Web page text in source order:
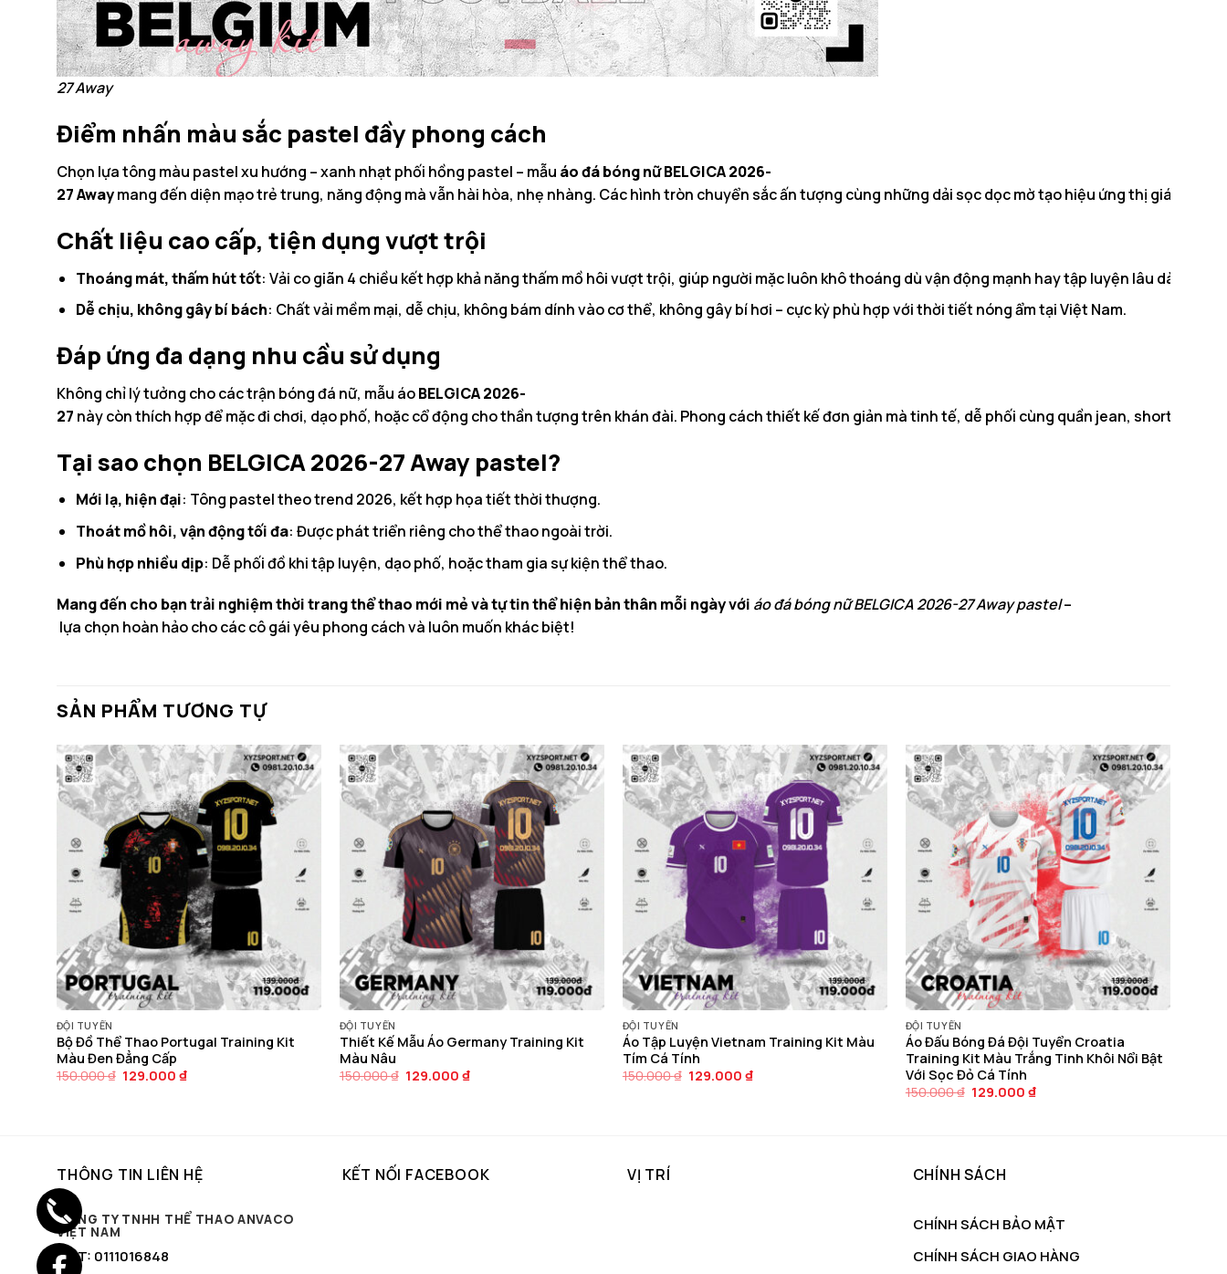
27 Away
Điểm nhấn màu sắc pastel đầy phong cách
Chọn lựa tông màu pastel xu hướng – xanh nhạt phối hồng pastel – mẫu áo đá bóng nữ BELGICA 2026-
27 Awaymang đến diện mạo trẻ trung, năng động mà vẫn hài hòa, nhẹ nhàng. Các hình tròn chuyển sắc ấn tượng cùng những dải sọc dọc mờ tạo hiệu ứng thị giác thú
Chất liệu cao cấp, tiện dụng vượt trội
Thoáng mát, thấm hút tốt: Vải co giãn 4 chiều kết hợp khả năng thấm mồ hôi vượt trội, giúp người mặc luôn khô thoáng dù vận động mạnh hay tập luyện lâu dài.
Dễ chịu, không gây bí bách: Chất vải mềm mại, dễ chịu, không bám dính vào cơ thể, không gây bí hơi – cực kỳ phù hợp với thời tiết nóng ẩm tại Việt Nam.
Đáp ứng đa dạng nhu cầu sử dụng
Không chỉ lý tưởng cho các trận bóng đá nữ, mẫu áoBELGICA 2026-
27 này còn thích hợp để mặc đi chơi, dạo phố, hoặc cổ động cho thần tượng trên khán đài. Phong cách thiết kế đơn giản mà tinh tế, dễ phối cùng quần jean, short
Tại sao chọn BELGICA 2026-27 Away pastel?
Mới lạ, hiện đại: Tông pastel theo trend 2026, kết hợp họa tiết thời thượng.
Thoát mồ hôi, vận động tối đa: Được phát triển riêng cho thể thao ngoài trời.
Phù hợp nhiều dịp: Dễ phối đồ khi tập luyện, dạo phố, hoặc tham gia sự kiện thể thao.
Mang đến cho bạn trải nghiệm thời trang thể thao mới mẻ và tự tin thể hiện bản thân mỗi ngày với áo đá bóng nữ BELGICA 2026-27 Away pastel–
lựa chọn hoàn hảo cho các cô gái yêu phong cách và luôn muốn khác biệt!
SẢN PHẨM TƯƠNG TỰ
ĐỘI TUYỂN
Bộ Đồ Thể Thao Portugal Training Kit
Màu Đen Đẳng Cấp
150.000₫ Giá
129.000₫Giá
ĐỘI TUYỂN
Thiết Kế Mẫu Áo Germany Training Kit
Màu Nâu
150.000₫ Giá
129.000₫Giá
ĐỘI TUYỂN
Áo Tập Luyện Vietnam Training Kit Màu
Tím Cá Tính
150.000₫ Giá
129.000₫Giá
ĐỘI TUYỂN
Áo Đấu Bóng Đá Đội Tuyển Croatia
Training Kit Màu Trắng Tinh Khôi Nổi Bật
Với Sọc Đỏ Cá Tính
150.000₫ Giá
129.000₫Giá
THÔNG TIN LIÊN HỆ
CÔNG TY TNHH THỂ THAO ANVACO
VIỆT NAM
MST: 0111016848
KẾT NỐI FACEBOOK VỊ TRÍ CHÍNH SÁCH
CHÍNH SÁCH BẢO MẬT
CHÍNH SÁCH GIAO HÀNG